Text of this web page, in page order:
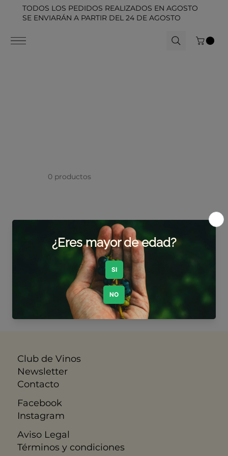
TODOS LOS PEDIDOS REALIZADOS EN AGOSTO
SE ENVIARÁN A PARTIR DEL 24 DE AGOSTO
Club de Vinos
Newsletter
Contacto
Facebook
Instagram
Aviso Legal
​Términos y condiciones
0 productos
Todavía no hay
ningún producto...
Puedes elegir una categoría
diferente para seguir
comprando.